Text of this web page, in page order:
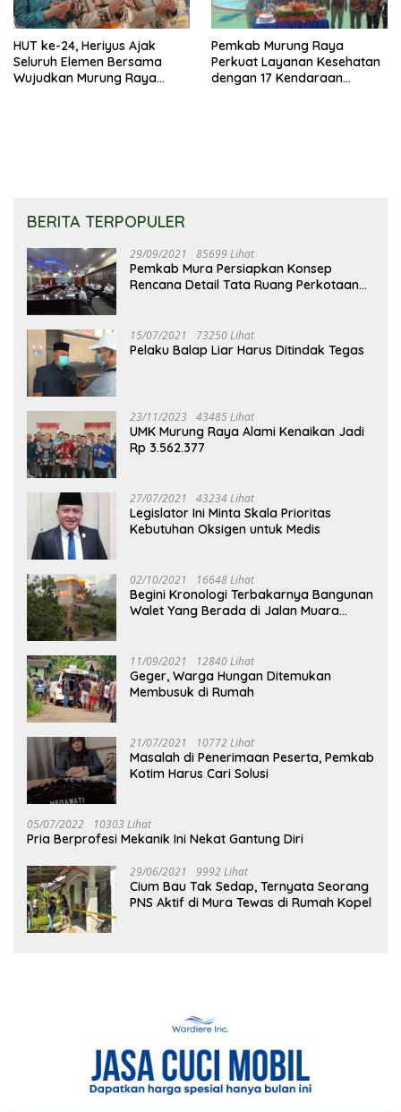
HUT ke-24, Heriyus Ajak
Seluruh Elemen Bersama
Wujudkan Murung Raya
Pemkab Murung Raya
Perkuat Layanan Kesehatan
dengan 17 Kendaraan
BERITA TERPOPULER
29/09/2021 85699 Lihat
Pemkab Mura Persiapkan Konsep
Rencana Detail Tata Ruang Perkotaan
15/07/2021 73250 Lihat
Pelaku Balap Liar Harus Ditindak Tegas
23/11/2023 43485 Lihat
UMK Murung Raya Alami Kenaikan Jadi
Rp 3.562.377
27/07/2021 43234 Lihat
Legislator Ini Minta Skala Prioritas
Kebutuhan Oksigen untuk Medis
02/10/2021 16648 Lihat
Begini Kronologi Terbakarnya Bangunan
Walet Yang Berada di Jalan Muara
11/09/2021 12840 Lihat
Geger, Warga Hungan Ditemukan
Membusuk di Rumah
21/07/2021 10772 Lihat
Masalah di Penerimaan Peserta, Pemkab
Kotim Harus Cari Solusi
05/07/2022 10303 Lihat
Pria Berprofesi Mekanik Ini Nekat Gantung Diri
29/06/2021 9992 Lihat
Cium Bau Tak Sedap, Ternyata Seorang
PNS Aktif di Mura Tewas di Rumah Kopel